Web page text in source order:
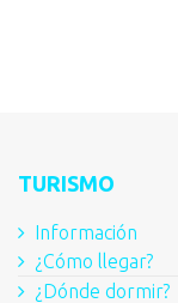
TURISMO
Información
¿Cómo llegar?
¿Dónde dormir?